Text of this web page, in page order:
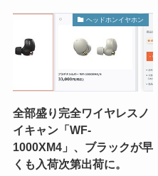
ヘッドホンイヤホン
全部盛り完全ワイヤレスノ
イキャン「WF-
1000XM4」、ブラックが早
くも入荷次第出荷に。